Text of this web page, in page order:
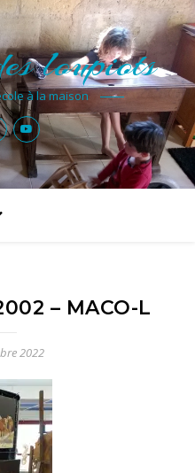
loupiots
à la maison
– MACO-L
2022